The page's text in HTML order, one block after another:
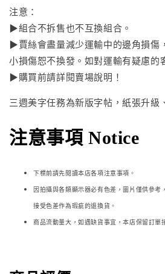
注意：
▶組合不拆售也不互換組合。
▶賈絲會盡量減少運輸中的邊角損傷
小損傷恕不換發。如對運輸有疑慮的
▶購買前請詳閱賣場說明！
三週美字任務為新版字帖，紙張升級
注意事項 Notice
下標前請先閱讀本店各項注意事項。
因拍攝與各類顯示器必有色差，圖片僅供參考
接受色差作為瑕疵的退換貨。
商品流動量大，如遇缺貨事宜，本店保留訂單